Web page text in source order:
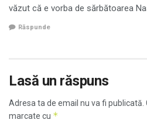
văzut că e vorba de sărbătoarea
Răspunde
Lasă un răspuns
Adresa ta de email nu va fi publicată.
marcate cu *